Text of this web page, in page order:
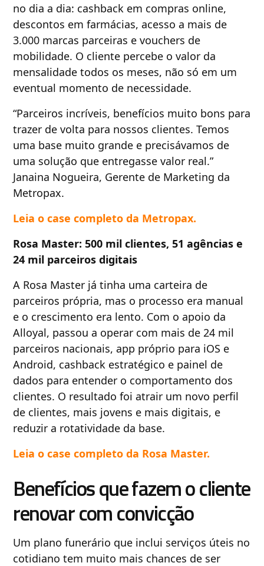
no dia a dia: cashback em compras online,
descontos em farmácias, acesso a mais de
3.000 marcas parceiras e vouchers de
mobilidade. O cliente percebe o valor da
mensalidade todos os meses, não só em um
eventual momento de necessidade.
“Parceiros incríveis, benefícios muito bons para
trazer de volta para nossos clientes. Temos
uma base muito grande e precisávamos de
uma solução que entregasse valor real.”
Janaina Nogueira, Gerente de Marketing da
Metropax.
Leia o case completo da Metropax.
Rosa Master: 500 mil clientes, 51 agências e
24 mil parceiros digitais
A Rosa Master já tinha uma carteira de
parceiros própria, mas o processo era manual
e o crescimento era lento. Com o apoio da
Alloyal, passou a operar com mais de 24 mil
parceiros nacionais, app próprio para iOS e
Android, cashback estratégico e painel de
dados para entender o comportamento dos
clientes. O resultado foi atrair um novo perfil
de clientes, mais jovens e mais digitais, e
reduzir a rotatividade da base.
Leia o case completo da Rosa Master.
Benefícios que fazem o cliente
renovar com convicção
Um plano funerário que inclui serviços úteis no
cotidiano tem muito mais chances de ser